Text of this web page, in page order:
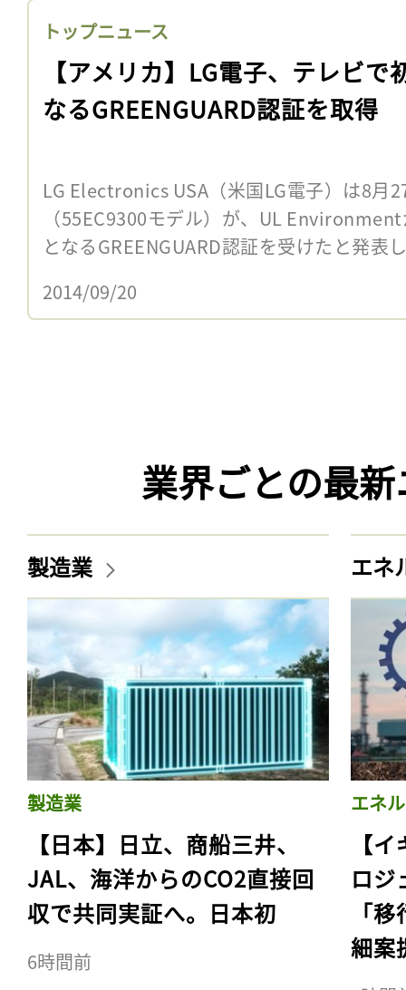
トップニュース
【アメリカ】LG電子、テレビで
なるGREENGUARD認証を取得
LG Electronics USA（米国LG電子）は8月
（55EC9300モデル）が、UL
となるGREENGUARD認証を受けたと発表
2014/09/20
業界ごとの最
製造業
製造業
【日本】日立、商船三井、
JAL、海洋からのCO2直接回
収で共同実証へ。日本初
6時間前
エネ
エネ
【
ロジ
「
細案